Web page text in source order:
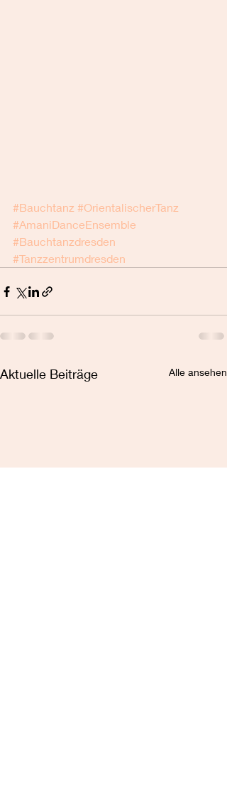
#Bauchtanz #OrientalischerTanz
#AmaniDanceEnsemble
#Bauchtanzdresden
#Tanzzentrumdresden
Aktuelle Beiträge Alle ansehen